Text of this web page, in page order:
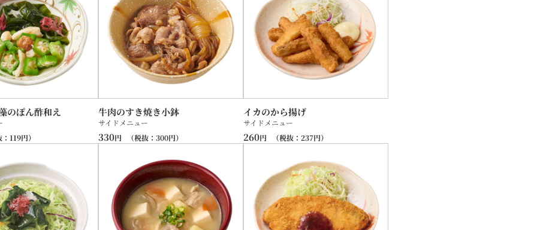
のぽん酢和え
119円）
牛肉のすき焼き小鉢
サイドメニュー
330円 （税抜： 300円）
イカのから揚げ
サイドメニュー
260円 （税抜： 237円）